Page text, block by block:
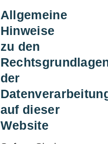
Allgemeine
Hinweise
zu den
der
auf dieser
Website